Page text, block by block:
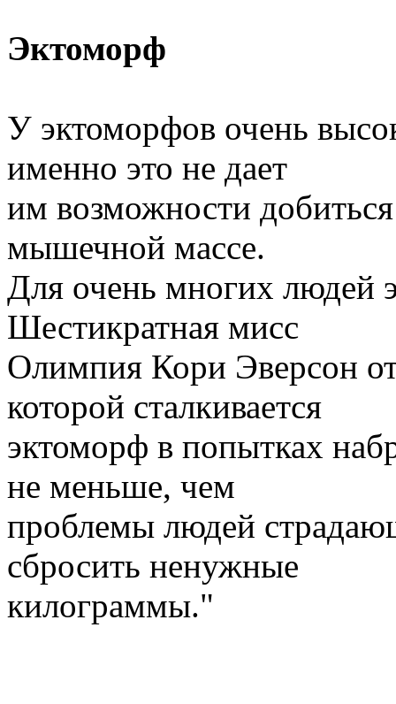
Эктоморф
У эктоморфов очень
именно это не дает
им возможности
мышечной массе.
Для очень многих людей
Шестикратная мисс
Олимпия Кори Эверсон
которой сталкивается
эктоморф в попытках
не меньше, чем
проблемы людей
сбросить ненужные
килограммы."